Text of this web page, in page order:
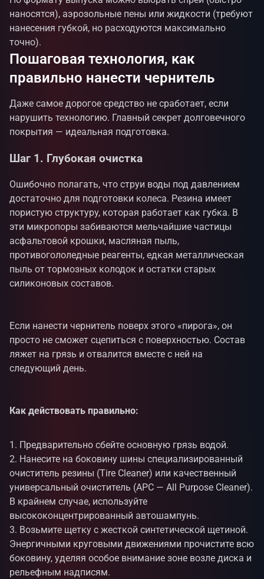
наносятся), аэрозольные пены или жидкости (требуют
нанесения губкой, но расходуются максимально
точно).
Пошаговая технология, как
правильно нанести чернитель
Даже самое дорогое средство не сработает, если
нарушить технологию. Главный секрет долговечного
покрытия — идеальная подготовка.
Шаг 1. Глубокая очистка
Ошибочно полагать, что струи воды под давлением
достаточно для подготовки колеса. Резина имеет
пористую структуру, которая работает как губка. В
эти микропоры забиваются мельчайшие частицы
асфальтовой крошки, масляная пыль,
противогололедные реагенты, едкая металлическая
пыль от тормозных колодок и остатки старых
силиконовых составов.
Если нанести чернитель поверх этого «пирога», он
просто не сможет сцепиться с поверхностью. Состав
ляжет на грязь и отвалится вместе с ней на
следующий день.
Как действовать правильно:
Предварительно сбейте основную грязь водой.
Нанесите на боковину шины специализированный
очиститель резины (Tire Cleaner) или качественный
универсальный очиститель (APC — All Purpose Cleaner).
В крайнем случае, используйте
высококонцентрированный автошампунь.
Возьмите щетку с жесткой синтетической щетиной.
Энергичными круговыми движениями прочистите всю
боковину, уделяя особое внимание зоне возле диска и
рельефным надписям.